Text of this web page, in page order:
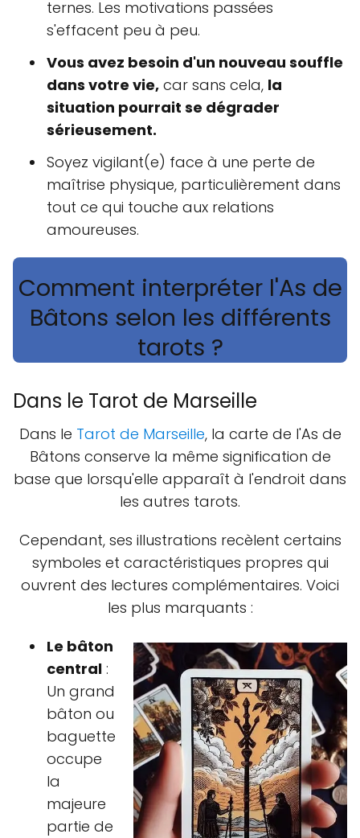
ternes. Les motivations passées
s'effacent peu à peu.
Vous avez besoin d'un nouveau souffle
dans votre vie, car sans cela, la
situation pourrait se dégrader
sérieusement.
Soyez vigilant(e) face à une perte de
maîtrise physique, particulièrement dans
tout ce qui touche aux relations
amoureuses.
Comment interpréter l'As de
Bâtons selon les différents
tarots ?
Dans le Tarot de Marseille
Dans le Tarot de Marseille, la carte de l'As de
Bâtons conserve la même signification de
base que lorsqu'elle apparaît à l'endroit dans
les autres tarots.
Cependant, ses illustrations recèlent certains
symboles et caractéristiques propres qui
ouvrent des lectures complémentaires. Voici
les plus marquants :
Le bâton
central :
Un grand
bâton ou
baguette
occupe
la
majeure
partie de